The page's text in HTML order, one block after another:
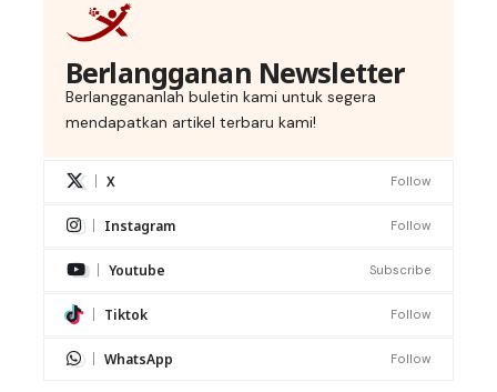
Berlangganan Newsletter
Berlanggananlah buletin kami untuk segera
mendapatkan artikel terbaru kami!
X Follow
Instagram Follow
Youtube Subscribe
Tiktok Follow
WhatsApp Follow